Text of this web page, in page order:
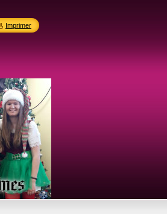
Imprimer